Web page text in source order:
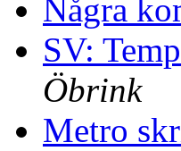
Några
SV:
Öbrink
Metro